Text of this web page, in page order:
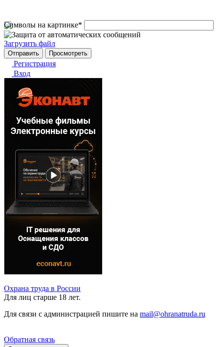
Символы на картинке*
Загрузить файл
Регистрация
Вход
Охрана труда в России
Для лиц старше 18 лет.
Для связи с администрацией пишите на mail@ohranatruda.ru
Обратная связь